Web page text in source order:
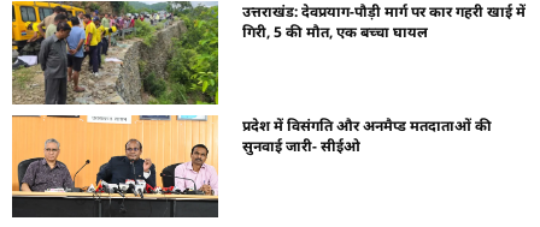
उत्तराखंड: देवप्रयाग-पौड़ी मार्ग पर कार गहरी खाई में
गिरी, 5 की मौत, एक बच्चा घायल
प्रदेश में विसंगति और अनमैप्ड मतदाताओं की
सुनवाई जारी- सीईओ